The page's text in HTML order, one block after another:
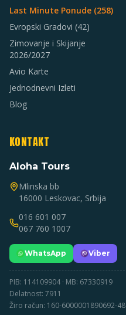
Last Minute Ponude (258)
Evropski Gradovi (42)
Zimovanje i Skijanje
2026/2027
Avio Karte
Jednodnevni Izleti
Blog
KONTAKT
Aloha Tours
Mlinska bb
16000 Leskovac, Srbija
016 601 007
067 760 1007
WhatsApp Viber
PIB: 114109904 · MB: 67330919
Delatnost: 7911
Žiro račun: 160-6000001890692-48